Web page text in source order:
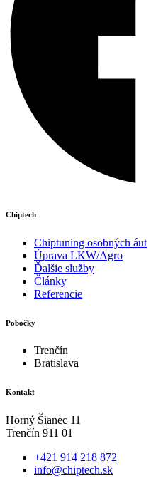
Chiptech
Chiptuning osobných áut
Úprava LKW/Agro
Ďalšie služby
Články
Referencie
Pobočky
Trenčín
Bratislava
Kontakt
Horný Šianec 11
Trenčín 911 01
+421 914 218 872
info@chiptech.sk